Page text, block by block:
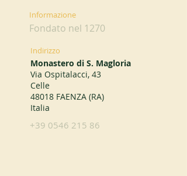
Informazione
Fondato nel 1270
Indirizzo
Monastero di S. Magloria
Via Ospitalacci, 43
Celle
48018 FAENZA (RA)
Italia
+39 0546 215 86